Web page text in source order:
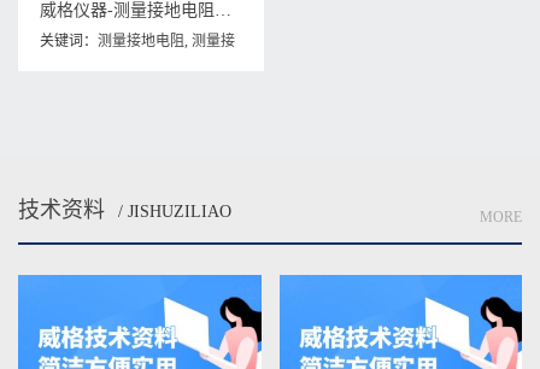
威格仪器-测量接地电阻的正确步骤
关键词： 测量接地电阻, 测量接
技术资料 / JISHUZILIAO MORE